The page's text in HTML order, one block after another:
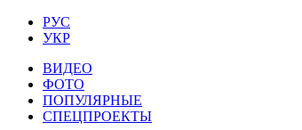
РУС
УКР
ВИДЕО
ФОТО
ПОПУЛЯРНЫЕ
СПЕЦПРОЕКТЫ